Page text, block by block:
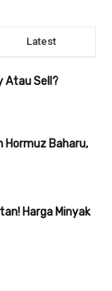
Latest
Atau Sell?
Hormuz Baharu,
Harga Minyak